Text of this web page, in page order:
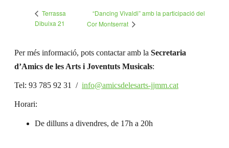
Terrassa
Dibuixa 21
“Dancing Vivaldi” amb la participació del
Cor Montserrat
Per més informació, pots contactar amb la Secretaria
d’Amics de les Arts i Joventuts Musicals:
Tel: 93 785 92 31 / info@amicsdelesarts-jjmm.cat
Horari:
De dilluns a divendres, de 17h a 20h